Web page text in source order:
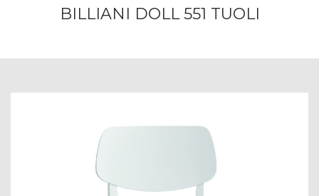
BILLIANI DOLL 551 TUOLI